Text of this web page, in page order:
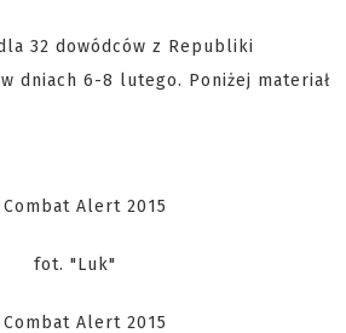
32 dowódców z Republiki
dniach 6-8 lutego. Poniżej materiał
fot. "Luk"